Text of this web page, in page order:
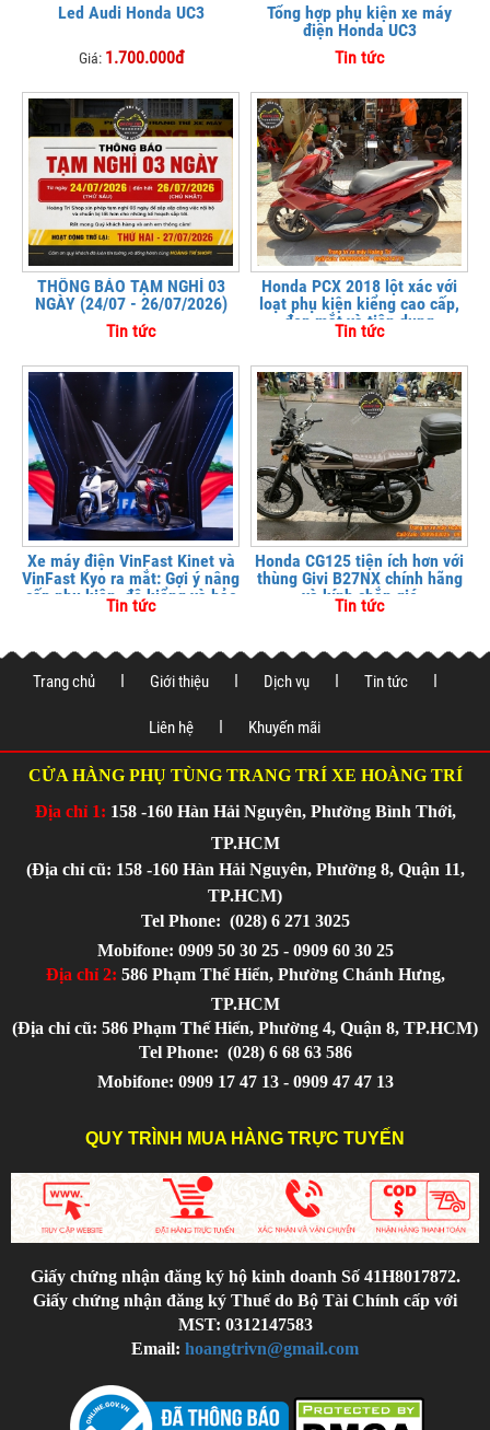
Led Audi Honda UC3
Giá: 1.700.000đ
Tổng hợp phụ kiện xe máy
điện Honda UC3
Tin tức
THÔNG BÁO TẠM NGHỈ 03
NGÀY (24/07 - 26/07/2026)
Tin tức
Honda PCX 2018 lột xác với
loạt phụ kiện kiểng cao cấp,
đẹp mắt và tiện dụng
Tin tức
Xe máy điện VinFast Kinet và
VinFast Kyo ra mắt: Gợi ý nâng
cấp phụ kiện, độ kiểng và bảo
vệ xe tại
Tin tức
Honda CG125 tiện ích hơn với
thùng Givi B27NX chính hãng
và kính chắn gió
Tin tức
Trang chủ Giới thiệu Dịch vụ Tin tức
Liên hệ Khuyến mãi
CỬA HÀNG PHỤ TÙNG TRANG TRÍ XE HOÀNG TRÍ
Địa chỉ 1: 158 -160 Hàn Hải Nguyên, Phường Bình Thới,
TP.HCM
(Địa chỉ cũ: 158 -160 Hàn Hải Nguyên, Phường 8, Quận 11,
TP.HCM)
Tel Phone: (028) 6 271 3025
Mobifone: 0909 50 30 25 - 0909 60 30 25
Địa chỉ 2: 586 Phạm Thế Hiển, Phường Chánh Hưng,
TP.HCM
(Địa chỉ cũ: 586 Phạm Thế Hiển, Phường 4, Quận 8, TP.HCM)
Tel Phone: (028) 6 68 63 586
Mobifone: 0909 17 47 13 - 0909 47 47 13
QUY TRÌNH MUA HÀNG TRỰC TUYẾN
Giấy chứng nhận đăng ký hộ kinh doanh Số 41H8017872.
Giấy chứng nhận đăng ký Thuế do Bộ Tài Chính cấp với
MST: 0312147583
Email: hoangtrivn@gmail.com